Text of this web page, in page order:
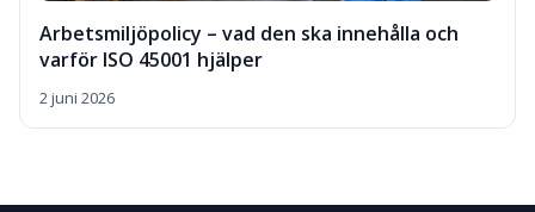
Arbetsmiljöpolicy – vad den ska innehålla och
varför ISO 45001 hjälper
2 juni 2026